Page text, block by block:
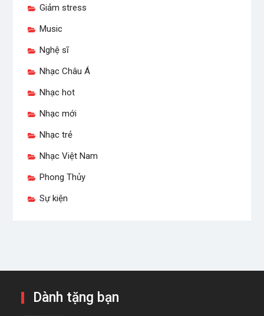
Giảm stress
Music
Nghệ sĩ
Nhạc Châu Á
Nhạc hot
Nhạc mới
Nhạc trẻ
Nhạc Việt Nam
Phong Thủy
Sự kiện
Dành tặng bạn